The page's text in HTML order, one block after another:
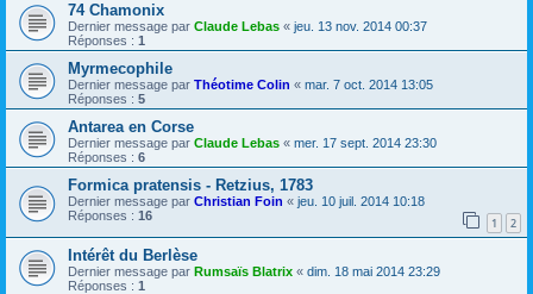
74 Chamonix
Dernier message par Claude Lebas « jeu. 13 nov. 2014 00:37
Réponses : 1
Myrmecophile
Dernier message par Théotime Colin « mar. 7 oct. 2014 13:05
Réponses : 5
Antarea en Corse
Dernier message par Claude Lebas « mer. 17 sept. 2014 23:30
Réponses : 6
Formica pratensis - Retzius, 1783
Dernier message par Christian Foin « jeu. 10 juil. 2014 10:18
Réponses : 16 1 2
Intérêt du Berlèse
Dernier message par Rumsaïs Blatrix « dim. 18 mai 2014 23:29
Réponses : 1